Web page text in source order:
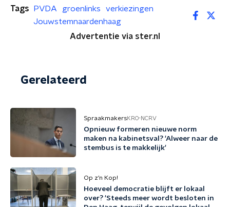
Tags PVDA groenlinks
verkiezingen
Jouwstemnaardenhaag
Advertentie via ster.nl
Gerelateerd
SpraakmakersKRO-NCRV
Opnieuw formeren nieuwe norm
maken na kabinetsval? 'Alweer naar de
stembus is te makkelijk'
Op z’n Kop!
Hoeveel democratie blijft er lokaal
over? 'Steeds meer wordt besloten in